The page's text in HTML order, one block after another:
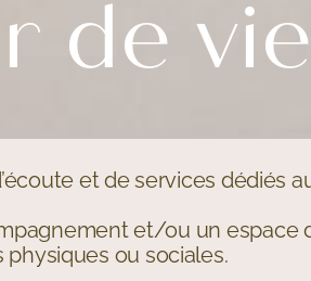
de vie
et de services dédiés
et/ou un espace
physiques ou sociales.